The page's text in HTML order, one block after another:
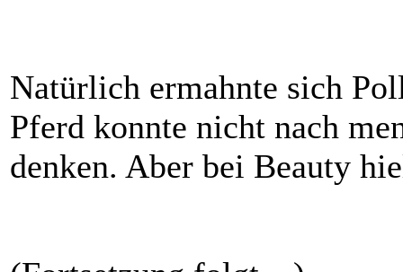
Natürlich ermahnte sich
Pferd konnte nicht nach
denken. Aber bei Beauty